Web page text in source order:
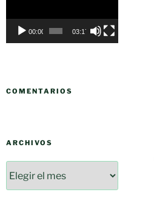
00:00 03:17
COMENTARIOS
ARCHIVOS